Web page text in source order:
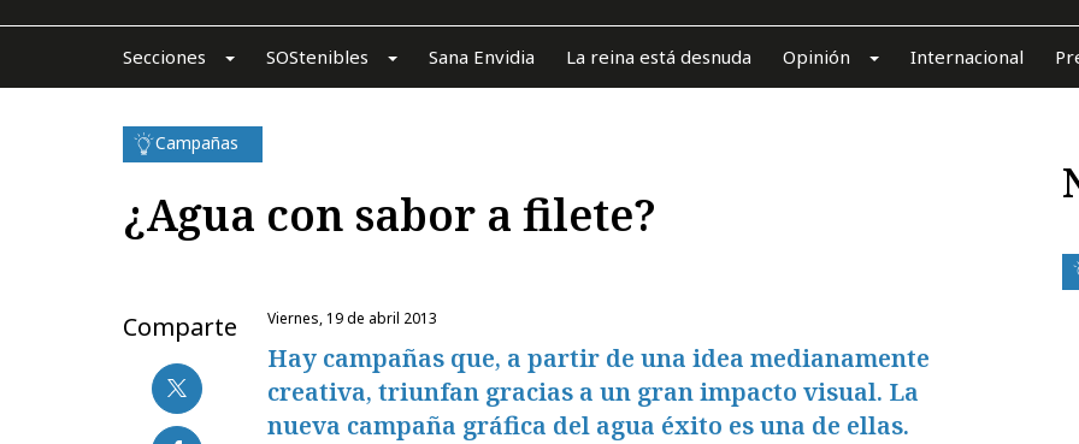
Secciones SOStenibles Sana Envidia La reina está desnuda Opinión Internacional
Campañas
¿Agua con sabor a filete?
Comparte viernes, 19 de abril 2013
Hay campañas que, a partir de una idea medianamente
creativa, triunfan gracias a un gran impacto visual. La
nueva campaña gráfica del agua éxito es una de ellas.